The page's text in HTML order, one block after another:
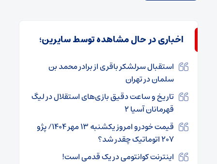
اخباری در حال مشاهده توسط سایرین؛
استقبال سرلشکر باقری از برادر محمد بن
سلمان در تهران
تاریخ و ساعت دقیق بازی‌های استقلال در لیگ
قهرمانان آسیا ۲
قیمت خودرو امروز یکشنبه ۱۳ مهر ۱۴۰۴/ پژو
۲۰۷ اتوماتیک چقدر شد؟
اینترنت کوانتومی در یک قدمی است!